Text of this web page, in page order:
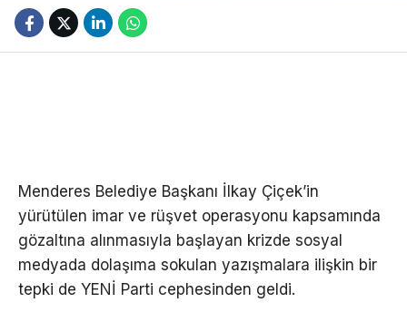
Menderes Belediye Başkanı İlkay Çiçek’in
yürütülen imar ve rüşvet operasyonu kapsamında
gözaltına alınmasıyla başlayan krizde sosyal
medyada dolaşıma sokulan yazışmalara ilişkin bir
tepki de YENİ Parti cephesinden geldi.